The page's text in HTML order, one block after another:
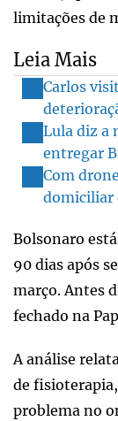
limitações de
Leia Mais
Carlos
Lula diz a
entregar
Com
domiciliar
Bolsonaro
90 dias após
março. Antes
fechado na
A análise
de
problema no